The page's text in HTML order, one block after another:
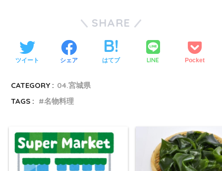
SHARE
ツイート シェア はてブ LINE Pocket
CATEGORY : 04.宮城県
TAGS :
名物料理